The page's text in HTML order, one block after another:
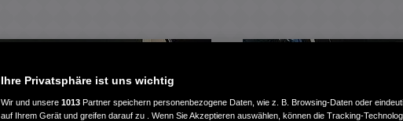
Ihre Privatsphäre ist uns wichtig
Wir und unsere 1013 Partner speichern personenbezogene Daten, wie z. B. Browsing-Daten oder
auf Ihrem Gerät und greifen darauf zu . Wenn Sie Akzeptieren auswählen, können die Tracking-